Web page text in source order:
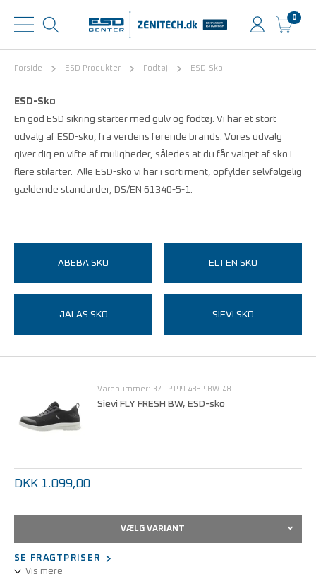
0
Forside ESD Produkter Fodtøj ESD-Sko
ESD-Sko
En god ESD sikring starter med gulv og fodtøj. Vi har et stort
udvalg af ESD-sko, fra verdens førende brands. Vores udvalg
giver dig en vifte af muligheder, således at du får valget af sko i
flere stilarter. Alle ESD-sko vi har i sortiment, opfylder selvfølgelig
gældende standarder, DS/EN 61340-5-1.
ABEBA SKO ELTEN SKO
JALAS SKO SIEVI SKO
Varenummer: 37-12199-483-9BW-48
Sievi FLY FRESH BW, ESD-sko
DKK 1.099,00
VÆLG VARIANT
SE FRAGTPRISER
Vis mere